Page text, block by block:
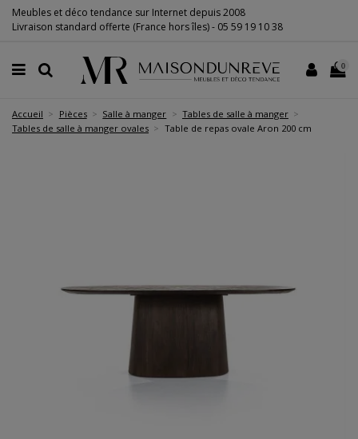
Meubles et déco tendance sur Internet depuis 2008
Livraison standard offerte (France hors îles) - 05 59 19 10 38
0
Accueil Pièces Salle à manger
Tables de salle à manger
Tables de salle à manger ovales
Table de repas ovale Aron 200 cm